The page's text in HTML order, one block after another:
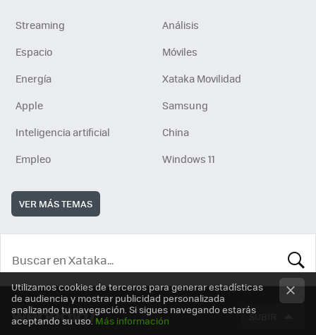
Streaming
Análisis
Espacio
Móviles
Energía
Xataka Movilidad
Apple
Samsung
Inteligencia artificial
China
Empleo
Windows 11
VER MÁS TEMAS
SUBIR
Utilizamos cookies de terceros para generar estadísticas
de audiencia y mostrar publicidad personalizada
analizando tu navegación. Si sigues navegando estarás
aceptando su uso. Más información